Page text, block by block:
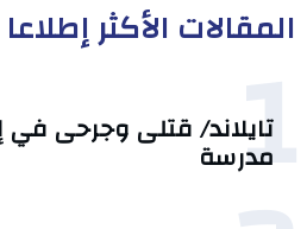
المقالات الأكثر إطلاعا
1
تايلاند/ قتلى وجرحى في
مدرسة